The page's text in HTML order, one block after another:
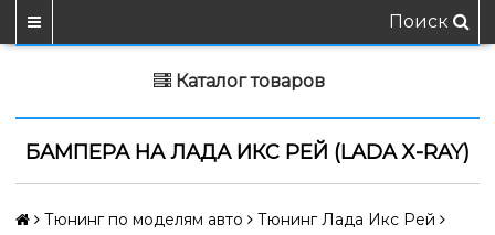
Поиск
Каталог товаров
БАМПЕРА НА ЛАДА ИКС РЕЙ (LADA X-RAY)
Тюнинг по моделям авто
Тюнинг Лада Икс Рей